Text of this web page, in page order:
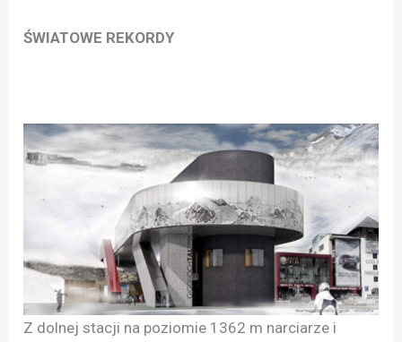
ŚWIATOWE REKORDY
Z dolnej stacji na poziomie 1362 m narciarze i